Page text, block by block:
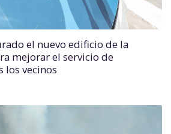
el nuevo edificio de la
mejorar el servicio de
los vecinos